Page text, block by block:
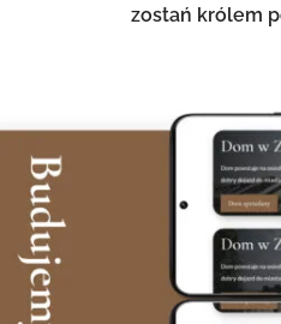
zostań królem